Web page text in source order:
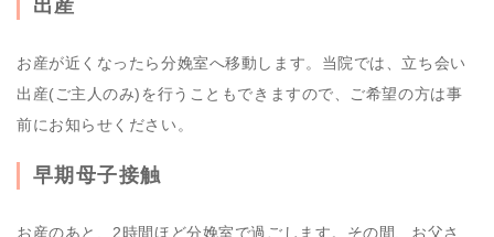
出産
お産が近くなったら分娩室へ移動します。当院では、立ち会い
出産(ご主人のみ)を行うこともできますので、ご希望の方は事
前にお知らせください。
早期母子接触
お産のあと、2時間ほど分娩室で過ごします。その間、お父さ